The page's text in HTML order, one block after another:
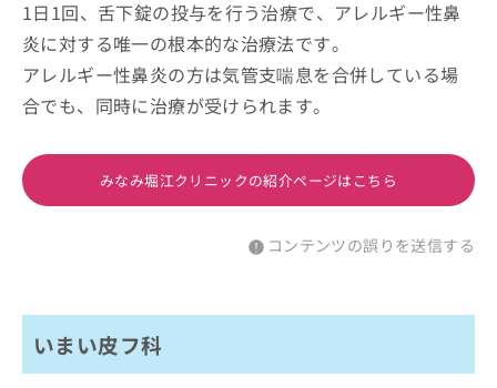
1日1回、舌下錠の投与を行う治療で、アレルギー性鼻
炎に対する唯一の根本的な治療法です。
アレルギー性鼻炎の方は気管支喘息を合併している場
合でも、同時に治療が受けられます。
みなみ堀江クリニックの紹介ページはこちら
コンテンツの誤りを送信する
いまい皮フ科